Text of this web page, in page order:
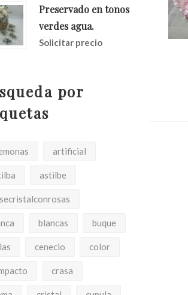
Preservado en tonos
verdes agua.
Solicitar precio
por
artificial
astilbe
blancas buque
cenecio color
crasa
Solicitar precio